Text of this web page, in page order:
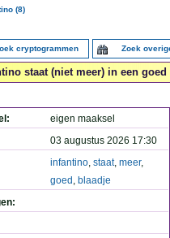
(8)
cryptogrammen Zoek
staat (niet meer) in een goed
eigen maaksel
03 augustus 2026 17:30
infantino, staat, meer,
goed , blaadje